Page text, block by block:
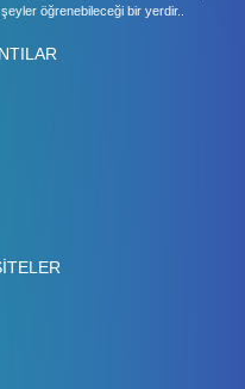
öğrenebileceği bir yerdir..